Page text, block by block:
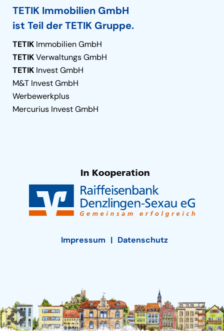
TETIK Immobilien GmbH
ist Teil der TETIK Gruppe.
TETIK Immobilien GmbH
TETIKVerwaltungs GmbH
TETIK Invest GmbH
M&T Invest GmbH
Werbewerkplus
Mercurius Invest GmbH
Impressum Datenschutz